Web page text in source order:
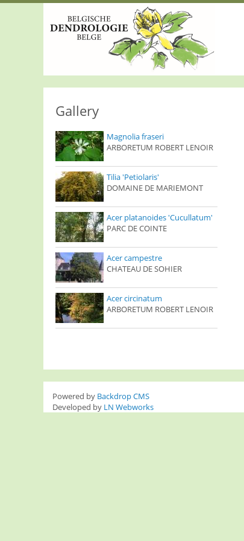
Gallery
Magnolia fraseri
ARBORETUM ROBERT LENOIR
Tilia 'Petiolaris'
DOMAINE DE MARIEMONT
Acer platanoides 'Cucullatum'
PARC DE COINTE
Acer campestre
CHATEAU DE SOHIER
Acer circinatum
ARBORETUM ROBERT LENOIR
Powered by Backdrop CMS
Developed by LN Webworks